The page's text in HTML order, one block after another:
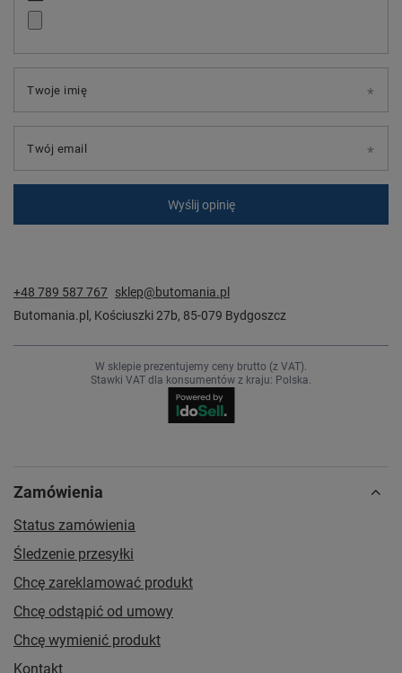
Twoje imię
Twój email
Wyślij opinię
+48 789 587 767 sklep@butomania.pl
Butomania.pl , Kościuszki 27b, 85-079 Bydgoszcz
W sklepie prezentujemy ceny brutto (z VAT).
Stawki VAT dla konsumentów z kraju: Polska.
Zamówienia
Status zamówienia
Śledzenie przesyłki
Chcę zareklamować produkt
Chcę odstąpić od umowy
Chcę wymienić produkt
Kontakt